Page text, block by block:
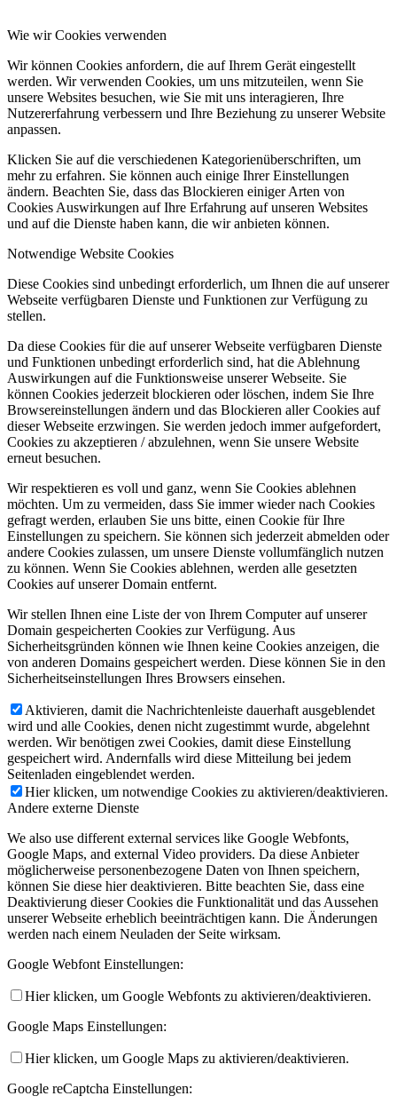
Wie wir Cookies verwenden
Wir können Cookies anfordern, die auf Ihrem Gerät eingestellt
werden. Wir verwenden Cookies, um uns mitzuteilen, wenn Sie
unsere Websites besuchen, wie Sie mit uns interagieren, Ihre
Nutzererfahrung verbessern und Ihre Beziehung zu unserer Website
anpassen.
Klicken Sie auf die verschiedenen Kategorienüberschriften, um
mehr zu erfahren. Sie können auch einige Ihrer Einstellungen
ändern. Beachten Sie, dass das Blockieren einiger Arten von
Cookies Auswirkungen auf Ihre Erfahrung auf unseren Websites
und auf die Dienste haben kann, die wir anbieten können.
Notwendige Website Cookies
Diese Cookies sind unbedingt erforderlich, um Ihnen die auf unserer
Webseite verfügbaren Dienste und Funktionen zur Verfügung zu
stellen.
Da diese Cookies für die auf unserer Webseite verfügbaren Dienste
und Funktionen unbedingt erforderlich sind, hat die Ablehnung
Auswirkungen auf die Funktionsweise unserer Webseite. Sie
können Cookies jederzeit blockieren oder löschen, indem Sie Ihre
Browsereinstellungen ändern und das Blockieren aller Cookies auf
dieser Webseite erzwingen. Sie werden jedoch immer aufgefordert,
Cookies zu akzeptieren / abzulehnen, wenn Sie unsere Website
erneut besuchen.
Wir respektieren es voll und ganz, wenn Sie Cookies ablehnen
möchten. Um zu vermeiden, dass Sie immer wieder nach Cookies
gefragt werden, erlauben Sie uns bitte, einen Cookie für Ihre
Einstellungen zu speichern. Sie können sich jederzeit abmelden oder
andere Cookies zulassen, um unsere Dienste vollumfänglich nutzen
zu können. Wenn Sie Cookies ablehnen, werden alle gesetzten
Cookies auf unserer Domain entfernt.
Wir stellen Ihnen eine Liste der von Ihrem Computer auf unserer
Domain gespeicherten Cookies zur Verfügung. Aus
Sicherheitsgründen können wie Ihnen keine Cookies anzeigen, die
von anderen Domains gespeichert werden. Diese können Sie in den
Sicherheitseinstellungen Ihres Browsers einsehen.
Aktivieren, damit die Nachrichtenleiste dauerhaft ausgeblendet
wird und alle Cookies, denen nicht zugestimmt wurde, abgelehnt
werden. Wir benötigen zwei Cookies, damit diese Einstellung
gespeichert wird. Andernfalls wird diese Mitteilung bei jedem
Seitenladen eingeblendet werden.
Hier klicken, um notwendige Cookies zu aktivieren/deaktivieren.
Andere externe Dienste
We also use different external services like Google Webfonts,
Google Maps, and external Video providers. Da diese Anbieter
möglicherweise personenbezogene Daten von Ihnen speichern,
können Sie diese hier deaktivieren. Bitte beachten Sie, dass eine
Deaktivierung dieser Cookies die Funktionalität und das Aussehen
unserer Webseite erheblich beeinträchtigen kann. Die Änderungen
werden nach einem Neuladen der Seite wirksam.
Google Webfont Einstellungen:
Hier klicken, um Google Webfonts zu aktivieren/deaktivieren.
Google Maps Einstellungen:
Hier klicken, um Google Maps zu aktivieren/deaktivieren.
Google reCaptcha Einstellungen: